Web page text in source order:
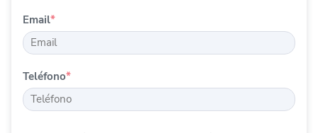
Email*
Teléfono*